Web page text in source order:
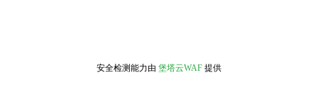
安全检测能力由 堡塔云WAF 提供